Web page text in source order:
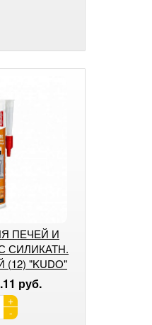
ПЕЧЕЙ И
СИЛИКАТН.
"KUDO"
руб.
+
-